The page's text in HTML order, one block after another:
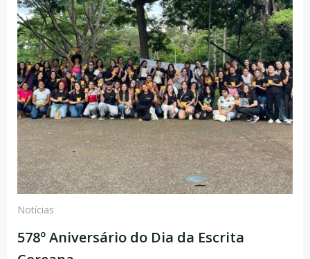
Notícias
578º Aniversário do Dia da Escrita